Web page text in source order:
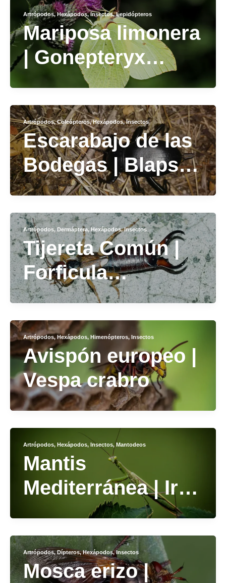
Artrópodos,Hexápodos,Insectos,Lepidópteros
Mariposa limonera
| Gonepteryx
rhamni
Artrópodos,Coleópteros,Hexápodos,Insectos
Escarabajo de las
Bodegas | Blaps
lusitanica
Artrópodos,Dermáptera,Hexápodos,Insectos
Tijereta Común |
Forficula
auricularia
Artrópodos, Hexápodos, Himenópteros, Insectos
Avispón europeo |
Vespa crabro
Artrópodos, Hexápodos, Insectos,Mantodeos
Mantis
Mediterránea | Iris
oratoria
Artrópodos,Dípteros,Hexápodos,Insectos
Mosca erizo |